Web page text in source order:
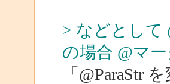
> などとして
の場合 @マ
「@ParaStr